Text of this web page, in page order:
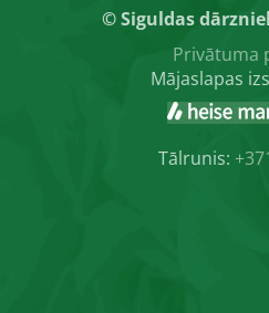
© Siguldas
Privātuma
Mājaslapas
Tālrunis: